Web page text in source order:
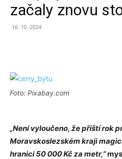
začaly znovu
16. 10. 2024
Foto: Pixabay.com
„Není vyloučeno, že příští rok
Moravskoslezském kraji
hranici 50 000 Kč za metr,”